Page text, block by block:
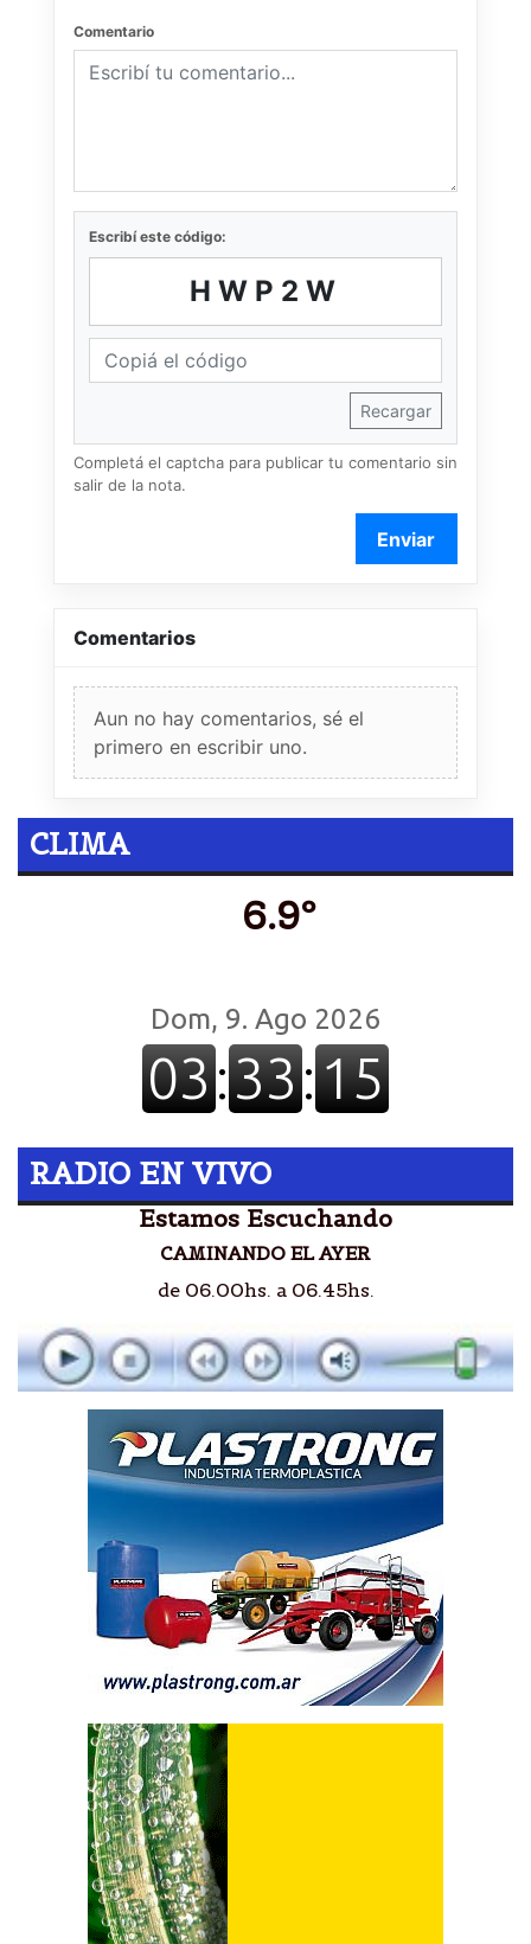
Comentario
Escribí este código:
HWP2W
Recargar
Completá el captcha para publicar tu comentario sin
salir de la nota.
Enviar
Comentarios
Aun no hay comentarios, sé el
primero en escribir uno.
CLIMA
6.9º
RADIO EN VIVO
Estamos Escuchando
CAMINANDO EL AYER
de 06.00hs. a 06.45hs.